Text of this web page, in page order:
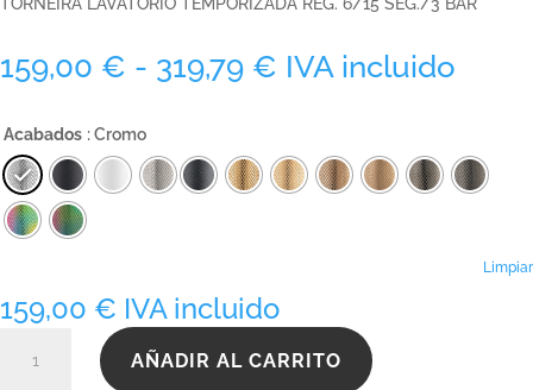
159,00 € - 319,79 € Rango
desde
159,00 €
hasta
IVA incluido
Acabados : Cromo
Limpiar
159,00 € IVA incluido
cantidad
AÑADIR AL CARRITO